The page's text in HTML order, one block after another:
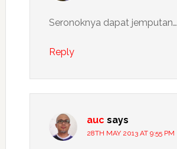
Seronoknya dapat jemputan…
Reply
auc says
28TH MAY 2013 AT 9:55 PM